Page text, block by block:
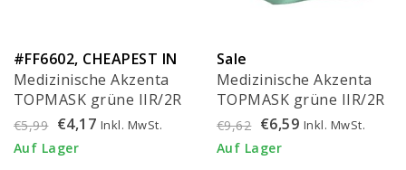
#FF6602, CHEAPEST IN
EU!
Medizinische Akzenta
TOPMASK grüne IIR/2R
Mundmasken mit
Gummiband 50 Stück
€5,99 €4,17 Inkl. MwSt.
Auf Lager
Sale
Medizinische Akzenta
TOPMASK grüne IIR/2R
Mundmasken mit
Bändern 50 Stück (ab €
4,95 pro 50 Stück)
€9,62 €6,59 Inkl. MwSt.
Auf Lager